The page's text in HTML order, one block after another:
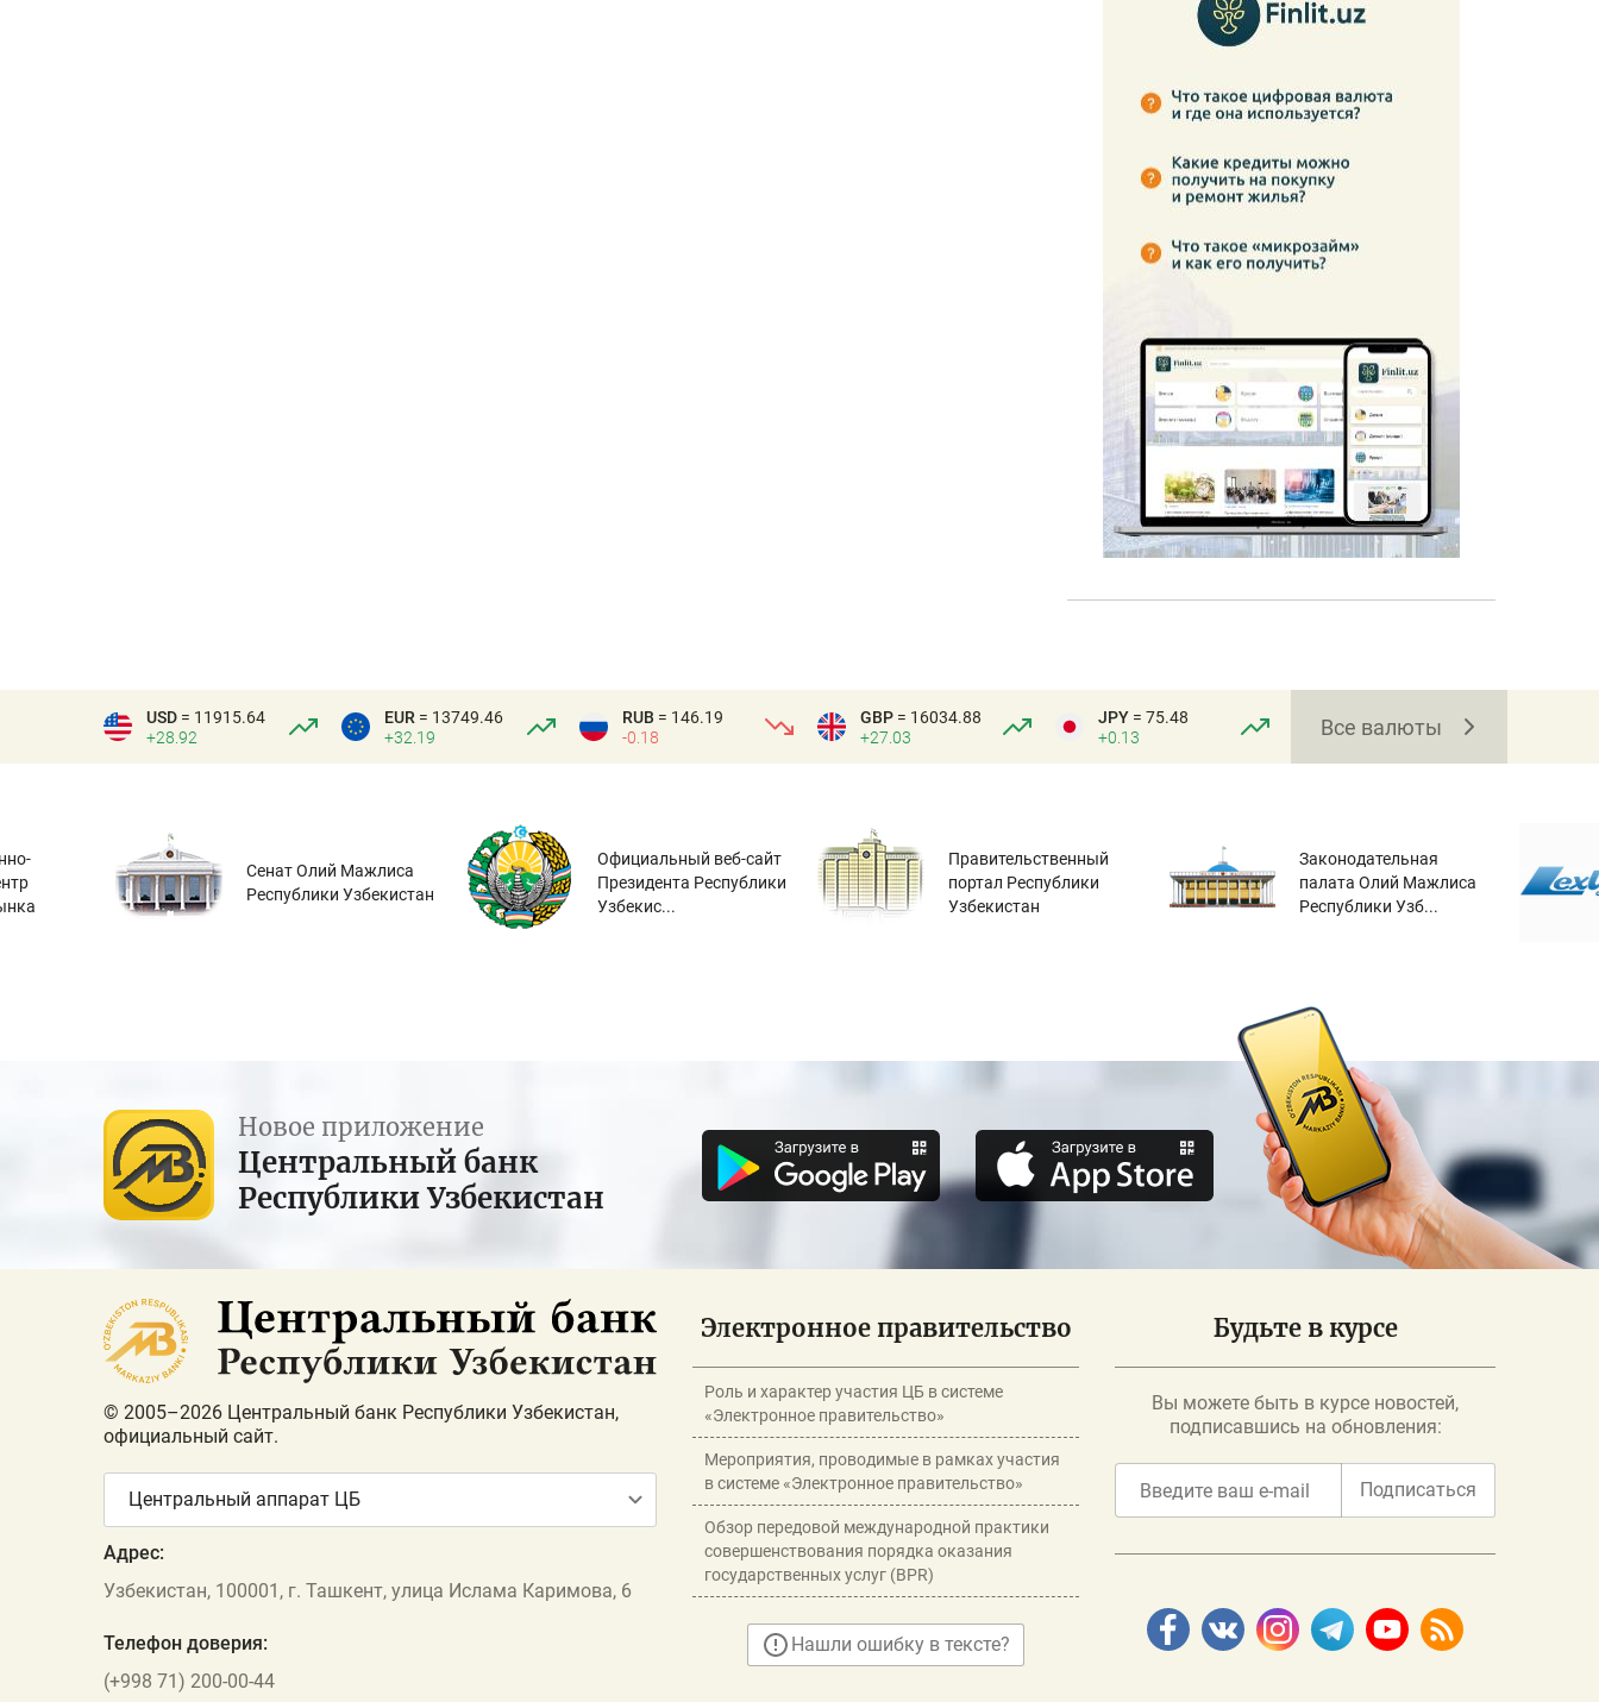
USD = 11915.64
+28.92
EUR = 13749.46
+32.19
RUB = 146.19
-0.18
GBP = 16034.88
+27.03
JPY = 75.48
+0.13
Все валюты
Сенат Олий Мажлиса
Республики Узбекистан
Официальный веб-сайт
Президента Республики
Узбекис...
Правительственный
портал Республики
Узбекистан
Законодательная
палата Олий Мажлиса
Республики Узб...
Новое приложение
Центральный банк
Республики Узбекистан
© 2005–2026 Центральный банк Республики Узбекистан,
официальный сайт.
Центральный аппарат ЦБ
Адрес:
Узбекистан, 100001, г. Ташкент, улица Ислама Каримова, 6
Телефон доверия:
(+998 71) 200-00-44
Электронное правительство
Роль и характер участия ЦБ в системе
«Электронное правительство»
Мероприятия, проводимые в рамках участия
в системе «Электронное правительство»
Обзор передовой международной практики
совершенствования порядка оказания
государственных услуг (BPR)
Нашли ошибку в тексте?
Будьте в курсе
Вы можете быть в курсе новостей,
подписавшись на обновления:
Подписаться